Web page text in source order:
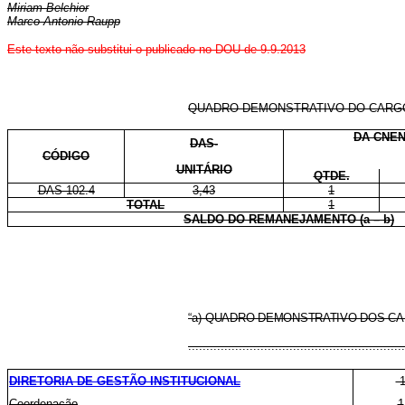
Miriam Belchior
Marco Antonio Raupp
Este texto não substitui o publicado no DOU de 9.9.2013
QUADRO DEMONSTRATIVO DO
CÓDIGO
DAS-
UNITÁRIO
DA
QTDE.
DAS 102.4
3,43
1
TOTAL
1
SALDO DO REMANEJAMENTO (a – b)
“a)QUADRO DEMONSTRATIVO DOS
DIRETORIA DE GESTÃO INSTITUCIONAL
1